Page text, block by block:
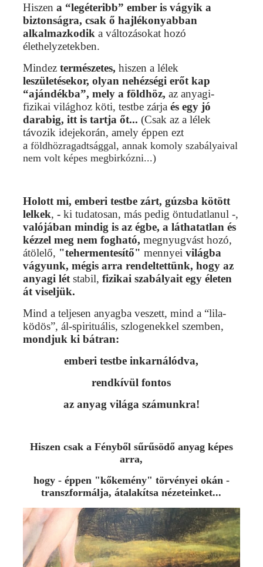
Hiszen a “legéteribb” ember is vágyik a
biztonságra, csak ő hajlékonyabban
alkalmazkodik a változásokat hozó
élethelyzetekben.
Mindez természetes, hiszen a lélek
leszületésekor, olyan nehézségi erőt kap
“ajándékba”, mely a földhöz, az anyagi-
fizikai világhoz köti, testbe zárja és egy jó
darabig, itt is tartja őt... (Csak az a lélek
távozik idejekorán, amely éppen ezt
a földhözragadtsággal, annak komoly szabályaival
nem volt képes megbirkózni...)
Holott mi, emberi testbe zárt, gúzsba kötött
lelkek, -ki tudatosan, más pedig öntudatlanul -,
valójában mindig is az égbe, a láthatatlan és
kézzel meg nem fogható, megnyugvást hozó,
átölelő, "tehermentesítő" mennyei világba
vágyunk, mégis arra rendeltettünk, hogy az
anyagi létstabil, fizikai szabályait egy életen
át viseljük.
Mind a teljesen anyagba veszett, mind a “lila-
ködös”, ál-spirituális, szlogenekkel szemben,
mondjuk ki bátran:
emberi testbe inkarnálódva,
rendkívül fontos
az anyag világa számunkra!
Hiszen csak a Fényből sűrűsödő anyag képes
arra,
hogy - éppen "kőkemény" törvényei okán -
transzformálja, átalakítsa nézeteinket...